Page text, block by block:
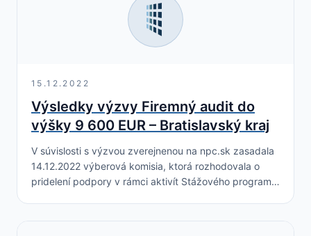
15.12.2022
Výsledky výzvy Firemný audit do
výšky 9 600 EUR – Bratislavský kraj
V súvislosti s výzvou zverejnenou na npc.sk zasadala
14.12.2022 výberová komisia, ktorá rozhodovala o
pridelení podpory v rámci aktivít Stážového programu.